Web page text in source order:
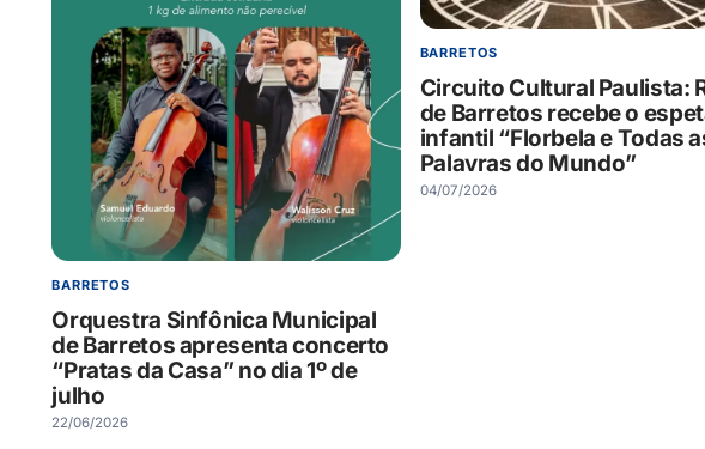
BARRETOS
Orquestra Sinfônica Municipal
de Barretos apresenta concerto
“Pratas da Casa” no dia 1º de
julho
22/06/2026
BARRETOS
Circuito Cultural Paulista:
de Barretos recebe o
infantil “Florbela e Todas
Palavras do Mundo”
04/07/2026